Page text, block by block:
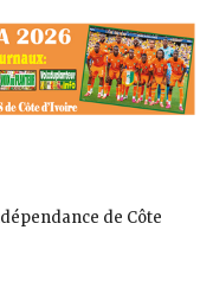
de Côte